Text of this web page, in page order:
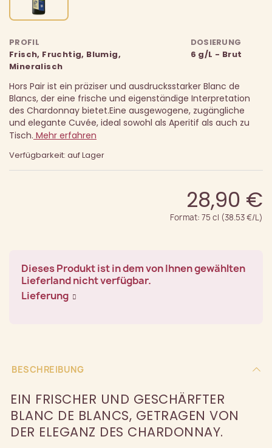
PROFIL
Frisch, Fruchtig, Blumig,
Mineralisch
DOSIERUNG
6 g/L - Brut
Hors Pair ist ein präziser und ausdrucksstarker Blanc de
Blancs, der eine frische und eigenständige Interpretation
des Chardonnay bietet.Eine ausgewogene, zugängliche
und elegante Cuvée, ideal sowohl als Aperitif als auch zu
Tisch. Mehr erfahren
Verfügbarkeit: auf Lager
28,90 €
Format: 75 cl (38.53 €/L)
Dieses Produkt ist in dem von Ihnen gewählten
Lieferland nicht verfügbar.
Lieferung
BESCHREIBUNG
EIN FRISCHER UND GESCHÄRFTER
BLANC DE BLANCS, GETRAGEN VON
DER ELEGANZ DES CHARDONNAY.